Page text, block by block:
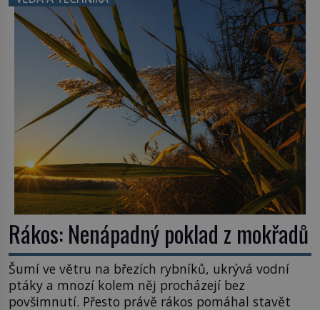
Rákos: Nenápadný poklad z mokřadů
Šumí ve větru na březích rybníků, ukrývá vodní
ptáky a mnozí kolem něj procházejí bez
povšimnutí. Přesto právě rákos pomáhal stavět